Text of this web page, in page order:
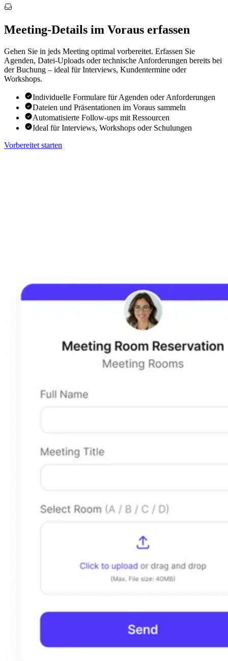
Meeting-Details im Voraus erfassen
Gehen Sie in jeds Meeting optimal vorbereitet. Erfassen Sie
Agenden, Datei-Uploads oder technische Anforderungen bereits bei
der Buchung – ideal für Interviews, Kundentermine oder
Workshops.
Individuelle Formulare für Agenden oder Anforderungen
Dateien und Präsentationen im Voraus sammeln
Automatisierte Follow-ups mit Ressourcen
Ideal für Interviews, Workshops oder Schulungen
Vorbereitet starten